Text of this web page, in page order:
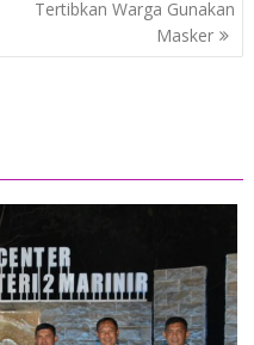
Tertibkan Warga Gunakan
Masker